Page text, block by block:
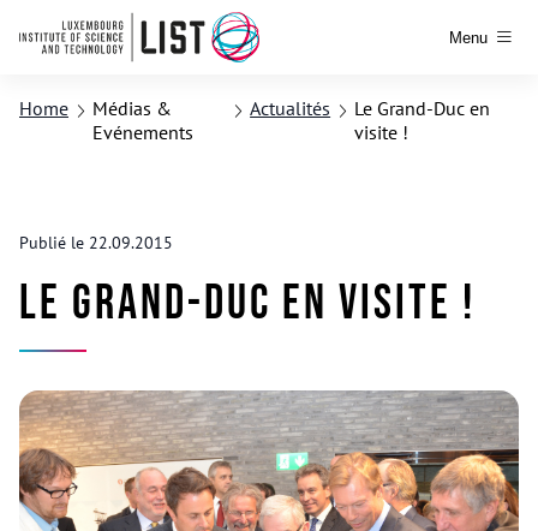
Menu
Home
Médias &
Evénements
Actualités
Le Grand-Duc en
visite !
Publié le 22.09.2015
Le Grand-Duc en visite !